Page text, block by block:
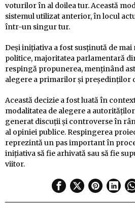
voturilor în al doilea tur. Această
sistemul utilizat anterior, în locul
într-un singur tur.
Deși inițiativa a fost susținută de
politice, majoritatea parlamentară
respingă propunerea, menținând
alegere a primarilor și președinților
Această decizie a fost luată în
modalitatea de alegere a
generat discuții și controverse în
al opiniei publice. Respingerea
reprezintă un pas important în
inițiativa să fie arhivată sau să fie
viitor.